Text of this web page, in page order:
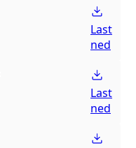
Last
ned
Last
ned